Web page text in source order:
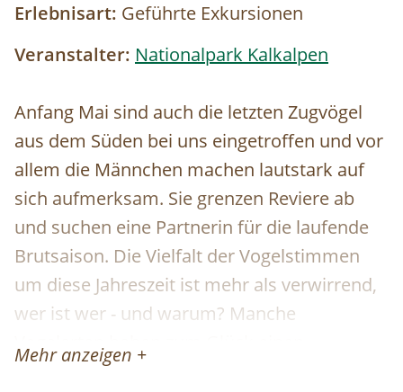
Erlebnisart: Geführte Exkursionen
Veranstalter: Nationalpark Kalkalpen
Anfang Mai sind auch die letzten Zugvögel
aus dem Süden bei uns eingetroffen und vor
allem die Männchen machen lautstark auf
sich aufmerksam. Sie grenzen Reviere ab
und suchen eine Partnerin für die laufende
Brutsaison. Die Vielfalt der Vogelstimmen
um diese Jahreszeit ist mehr als verwirrend,
wer ist wer - und warum? Manche
Vogelarten haben zum Glück einen
markanten und unverkennbaren Gesang,
Mehr anzeigen +